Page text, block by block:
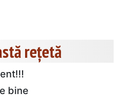
reţetă
bine